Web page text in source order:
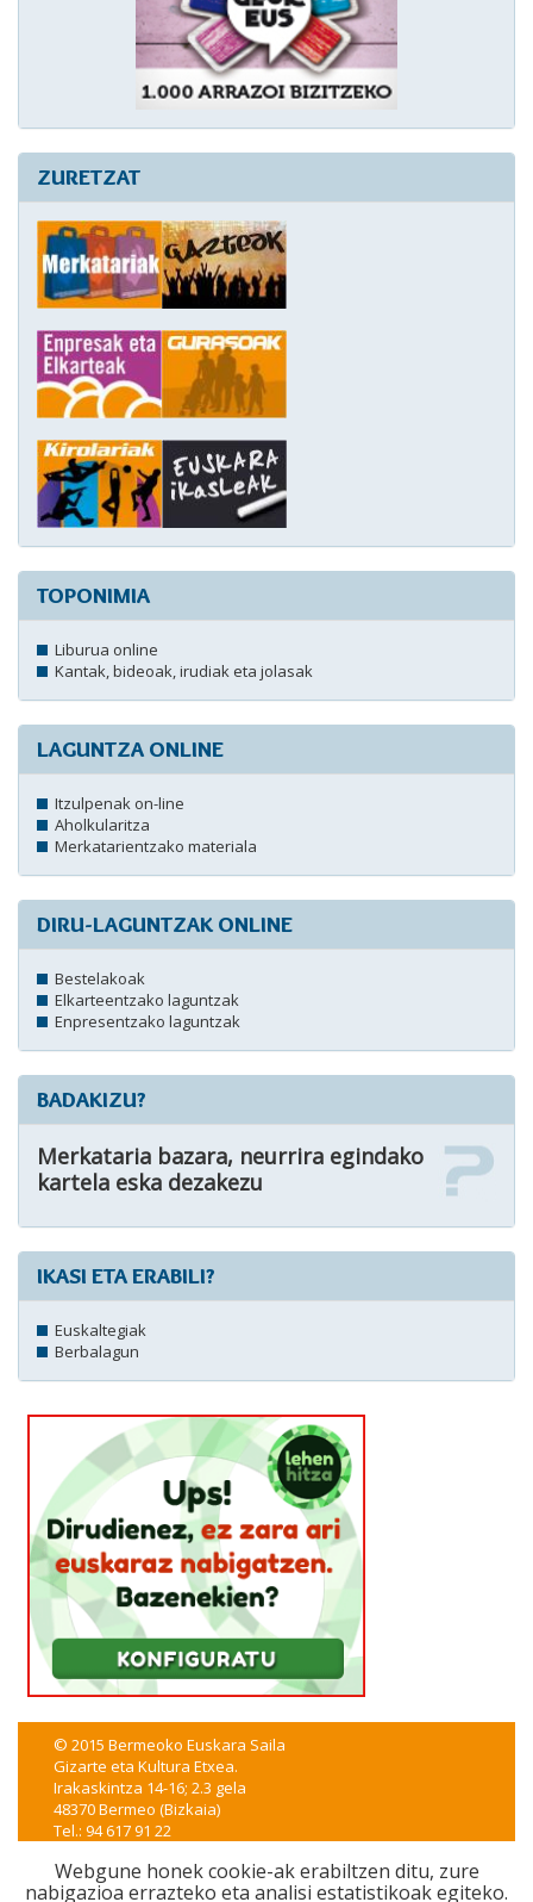
ZURETZAT
TOPONIMIA
Liburua online
Kantak, bideoak, irudiak eta jolasak
LAGUNTZA ONLINE
Itzulpenak on-line
Aholkularitza
Merkatarientzako materiala
DIRU-LAGUNTZAK ONLINE
Bestelakoak
Elkarteentzako laguntzak
Enpresentzako laguntzak
BADAKIZU?
Merkataria bazara, neurrira egindako
kartela eska dezakezu
IKASI ETA ERABILI?
Euskaltegiak
Berbalagun
© 2015 Bermeoko Euskara Saila
Gizarte eta Kultura Etxea.
Irakaskintza 14-16; 2.3 gela
48370 Bermeo (Bizkaia)
Tel.: 94 617 91 22
CSS|XHTML| WAI-A| Lege oharra|Irisgarritasuna
Webgune honek cookie-ak erabiltzen ditu, zure
nabigazioa errazteko eta analisi estatistikoak egiteko.